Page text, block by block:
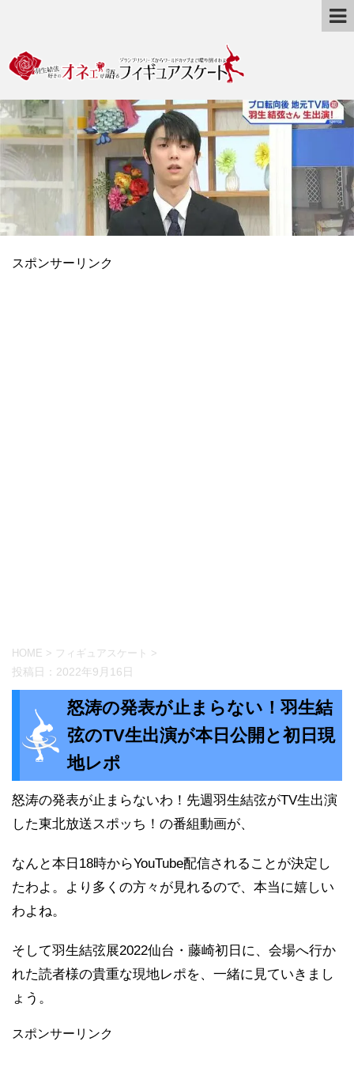
スポンサーリンク
HOME > フィギュアスケート >
投稿日： 2022年9月16日
怒涛の発表が止まらない！羽生結
弦のTV生出演が本日公開と初日現
地レポ
怒涛の発表が止まらないわ！先週羽生結弦がTV生出演
した東北放送スポッち！の番組動画が、
なんと本日18時からYouTube配信されることが決定し
たわよ。より多くの方々が見れるので、本当に嬉しい
わよね。
そして羽生結弦展2022仙台・藤崎初日に、会場へ行か
れた読者様の貴重な現地レポを、一緒に見ていきまし
ょう。
スポンサーリンク